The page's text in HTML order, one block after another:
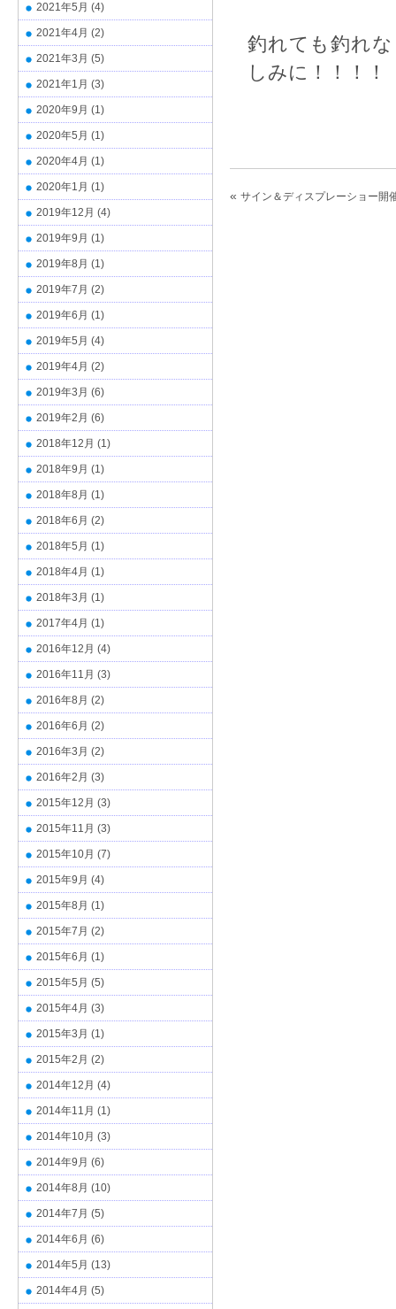
釣れても釣れ
しみに！！！！
« サイン＆ディスプレーショー開
2021年5月 (4)
2021年4月 (2)
2021年3月 (5)
2021年1月 (3)
2020年9月 (1)
2020年5月 (1)
2020年4月 (1)
2020年1月 (1)
2019年12月 (4)
2019年9月 (1)
2019年8月 (1)
2019年7月 (2)
2019年6月 (1)
2019年5月 (4)
2019年4月 (2)
2019年3月 (6)
2019年2月 (6)
2018年12月 (1)
2018年9月 (1)
2018年8月 (1)
2018年6月 (2)
2018年5月 (1)
2018年4月 (1)
2018年3月 (1)
2017年4月 (1)
2016年12月 (4)
2016年11月 (3)
2016年8月 (2)
2016年6月 (2)
2016年3月 (2)
2016年2月 (3)
2015年12月 (3)
2015年11月 (3)
2015年10月 (7)
2015年9月 (4)
2015年8月 (1)
2015年7月 (2)
2015年6月 (1)
2015年5月 (5)
2015年4月 (3)
2015年3月 (1)
2015年2月 (2)
2014年12月 (4)
2014年11月 (1)
2014年10月 (3)
2014年9月 (6)
2014年8月 (10)
2014年7月 (5)
2014年6月 (6)
2014年5月 (13)
2014年4月 (5)